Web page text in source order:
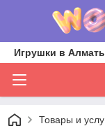
Игрушки в
Товары и